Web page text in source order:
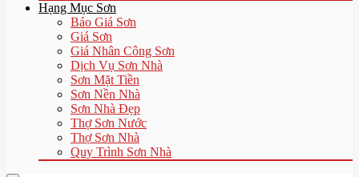
Hạng Mục Sơn
Báo Giá Sơn
Giá Sơn
Giá Nhân Công Sơn
Dịch Vụ Sơn Nhà
Sơn Mặt Tiền
Sơn Nền Nhà
Sơn Nhà Đẹp
Thợ Sơn Nước
Thợ Sơn Nhà
Quy Trình Sơn Nhà